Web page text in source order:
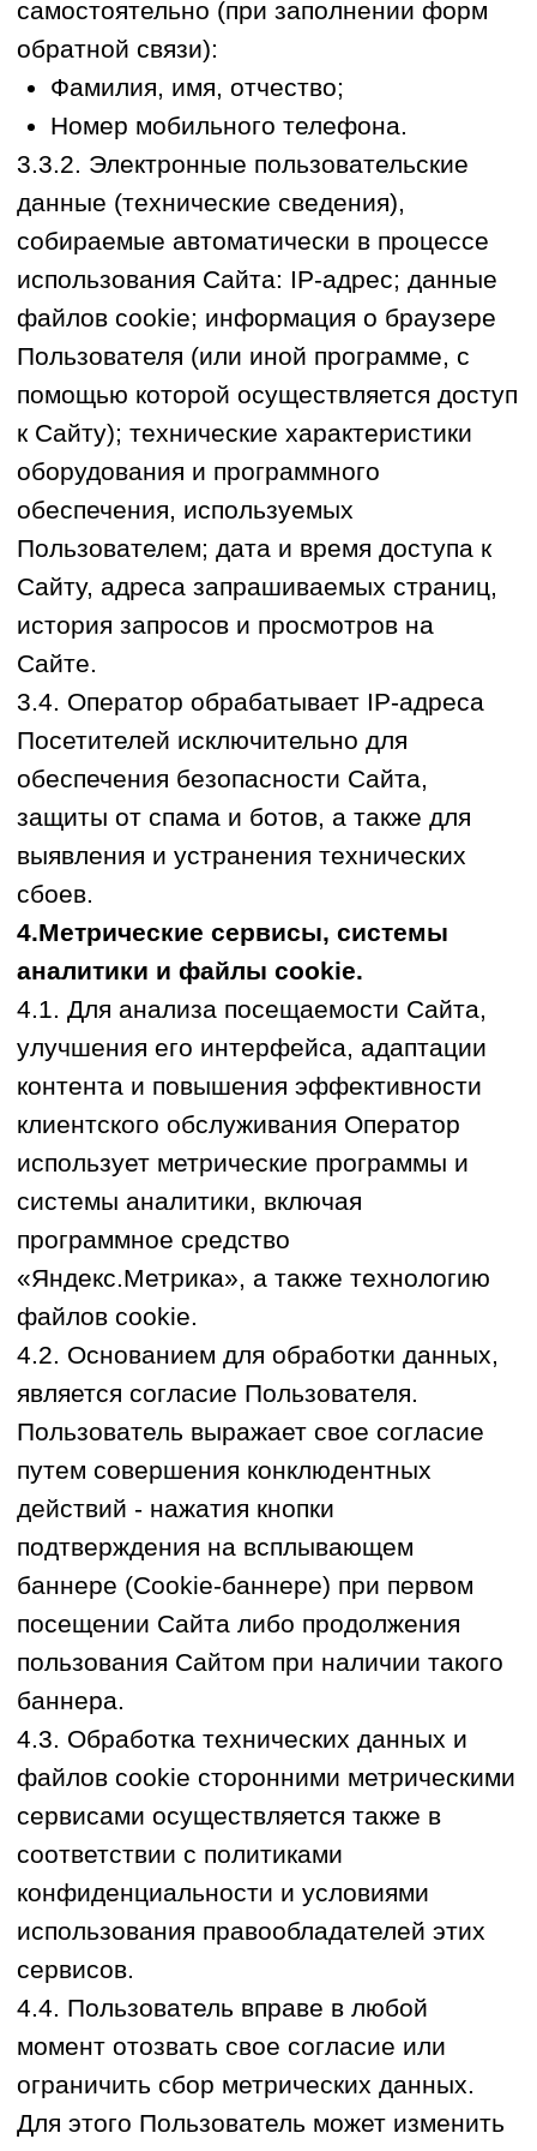
предоставленное Оператору, путем либо
направления письменного на адрес
указанием на определенный перечень
данных или с указание на удаление всех
имеющихся в распоряжении Оператора
данных о нем. В случае отзыва
субъектом персональных данных
согласия на обработку персональных
обработку персональных данных без
согласия субъекта персональных данных
только при наличии оснований,
предусмотренных Федеральным законом
от 27.07.2006 N 152-ФЗ «О персональных
данных».
исключительно автоматизированной
обработки персональных данных
решений, порождающих юридические
последствия в отношении субъекта
персональных данных или иным образом
затрагивающих его права и законные
предусмотренных федеральными
законами, или при наличии согласия в
письменной форме субъекта
5.4. Если Пользователь считает, что
Оператор осуществляет обработку его
требований Федерального закона от
27.07.2006 N 152-ФЗ «О персональных
данных» или иным образом нарушает его
права и свободы, Пользователь вправе
обжаловать действия или бездействие
Оператора в уполномоченный орган по
данных или в судебном порядке.
6.Порядок обработки персональных
данных.
6.1.Оператор при обработке
персональных данных принимает или
обеспечивает принятие необходимых
технических мер для защиты
персональных данных от
неправомерного или случайного доступа
к ним, уничтожения, изменения,
блокирования, копирования,
предоставления, распространения
неправомерных действий в отношении
персональных данных.
6.2. Обработка персональных данных
Оператором осуществляется в
соответствии с требованиями
законодательства Российской Федерации
неавтоматизированная обработка
персональных данных;
автоматизированная обработка
персональных данных с передачей
полученной информации по
информационно-телекоммуникационным
обработка персональных данных.
6.3. В рамках обработки персональных
данных Оператор вправе совершать
следующий перечень действий: сбор,
запись, систематизация, накопление,
хранение, уточнение (обновление,
передача (включая распространение,
предоставление, доступ), обезличивание,
блокирование, удаление, уничтожение.
6.4. Субъект персональных данных
принимает решение о предоставлении